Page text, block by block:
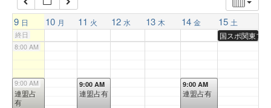
9 日 10 月 11 火 12 水 13 木 14 金 15 土
終日 国スポ関東ブ
7:00 AM
8:00 AM
9:00 AM
9:00 AM
連盟占
有
9:00 AM
連盟占有
9:00 AM
連盟占有